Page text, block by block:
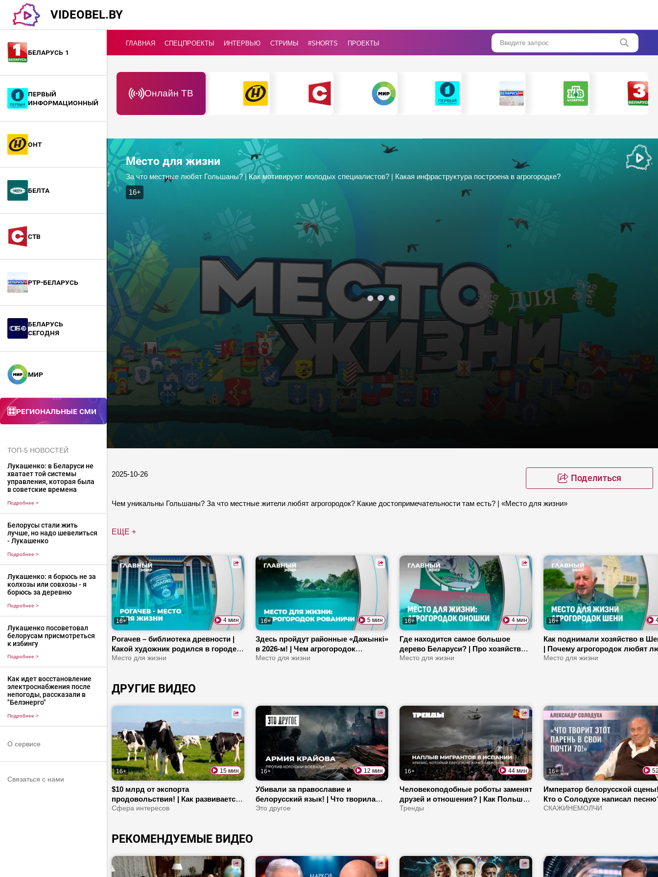
VIDEOBEL.BY
Беларусь 1
Первый
информационный
ОНТ
БелТА
СТВ
РТР-Беларусь
БЕЛАРУСЬ
СЕГОДНЯ
МИР
Региональные СМИ
ТОП-5 НОВОСТЕЙ
Лукашенко: в Беларуси не
хватает той системы
управления, которая была
в советские времена
Подробнее >
Белорусы стали жить
лучше, но надо шевелиться
- Лукашенко
Подробнее >
Лукашенко: я борюсь не за
колхозы или совхозы - я
борюсь за деревню
Подробнее >
Лукашенко посоветовал
белорусам присмотреться
к избингу
Подробнее >
Как идет восстановление
электроснабжения после
непогоды, рассказали в
"Белэнерго"
Подробнее >
О сервисе
Связаться с нами
ГЛАВНАЯ СПЕЦПРОЕКТЫ ИНТЕРВЬЮ СТРИМЫ #Shorts ПРОЕКТЫ Введите запрос
Онлайн ТВ
Место для жизни
За что местные любят Гольшаны? | Как мотивируют молодых специалистов? | Какая инфраструктура построена в агрогородке?
16+
2025-10-26 Поделиться
Чем уникальны Гольшаны? За что местные жители любят агрогородок? Какие достопримечательности там есть? | «Место для жизни»
ЕЩЕ +
16+ 4 мин
Рогачев – библиотека древности |
Какой художник родился в городе?
| Какие условия созданы для
Место для жизни
16+ 5 мин
Здесь пройдут районные «Дажынкі»
в 2026-м! | Чем агрогородок
Рованичи хорош для жизни? | Что
Место для жизни
16+ 4 мин
Где находится самое большое
дерево Беларуси? | Про хозяйство
«Новае жыццё» | Чем знамениты
Место для жизни
16+
Как поднимали хозяйство в
| Почему агрогородок любят
| Сколько объектов построено
Место для жизни
ДРУГИЕ ВИДЕО
16+ 15 мин
$10 млрд от экспорта
продовольствия! | Как развивается
рекламный рынок в Беларуси? |
Сфера интересов
16+ 12 мин
Убивали за православие и
белорусский язык! | Что творила
Армия Крайова в Беларуси? |
Это другое
16+ 44 мин
Человекоподобные роботы заменят
друзей и отношения? | Как Польша
использует украинских мигрантов? |
Тренды
16+
Император белорусской
Кто о Солодухе написал
Как артист поборол
СКАЖИНЕМОЛЧИ
РЕКОМЕНДУЕМЫЕ ВИДЕО